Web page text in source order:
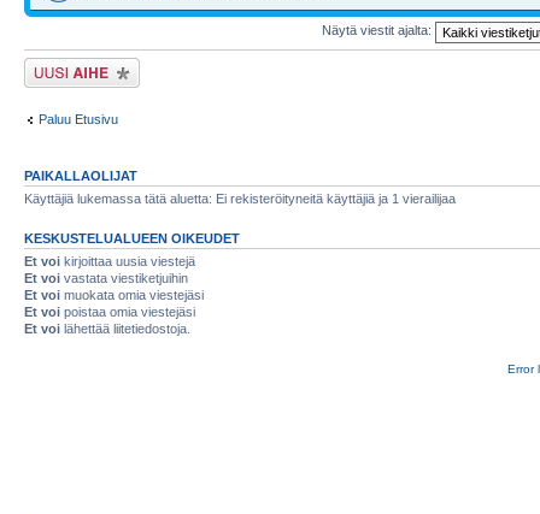
Näytä viestit ajalta:
Lähetä uusi viesti
Paluu Etusivu
PAIKALLAOLIJAT
Käyttäjiä lukemassa tätä aluetta: Ei rekisteröityneitä käyttäjiä ja 1 vierailijaa
KESKUSTELUALUEEN OIKEUDET
Et voi kirjoittaa uusia viestejä
Et voi vastata viestiketjuihin
Et voi muokata omia viestejäsi
Et voi poistaa omia viestejäsi
Et voi lähettää liitetiedostoja.
Error